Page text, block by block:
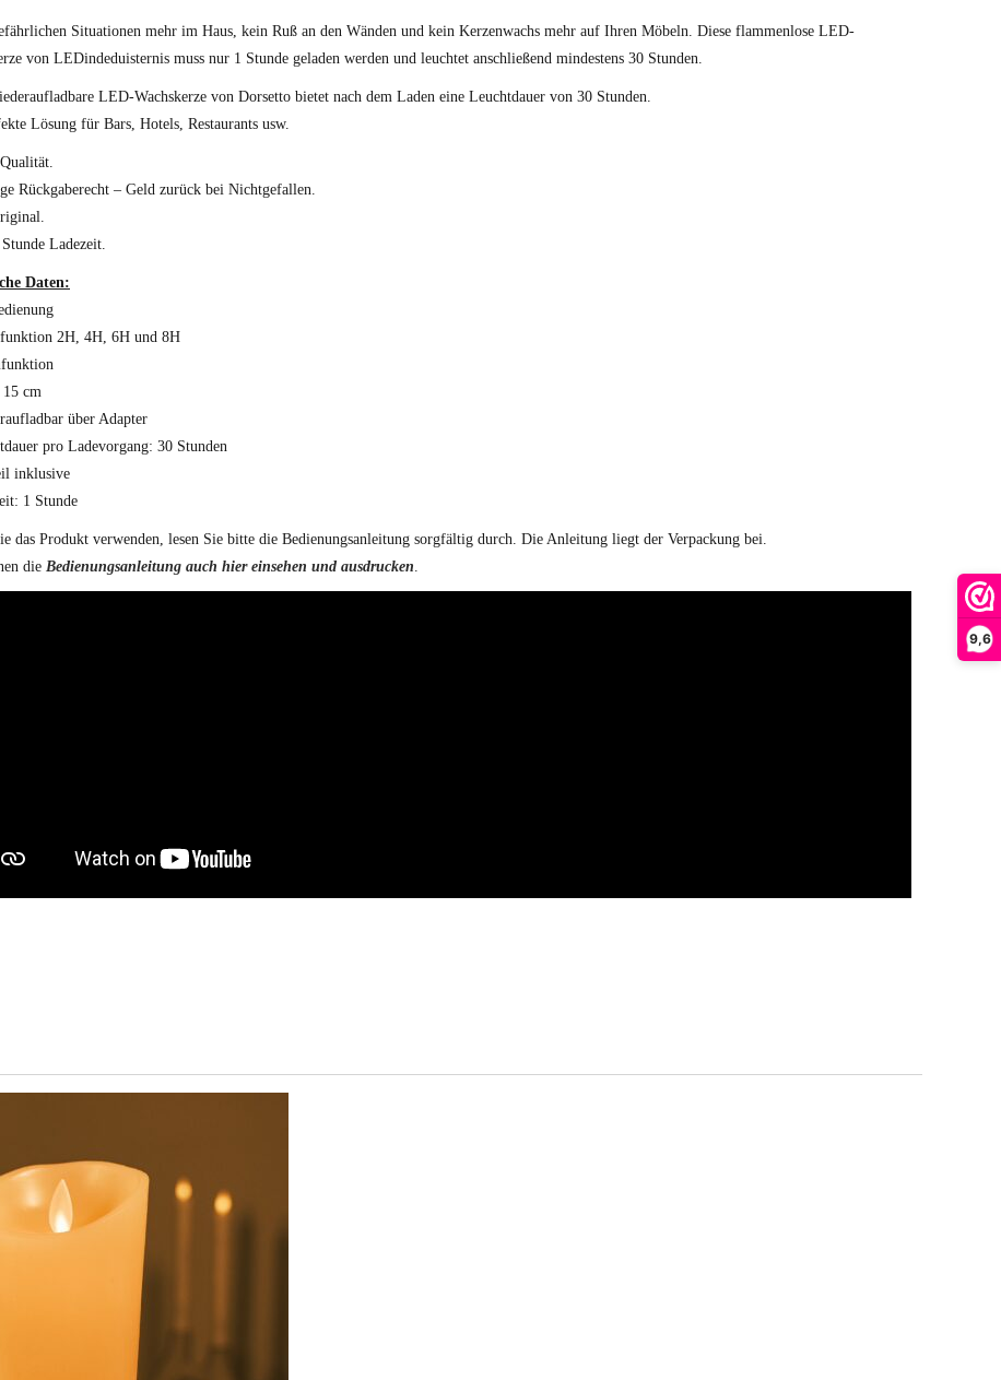
9,6
Situationen mehr im Haus, kein Ruß an den Wänden und kein Kerzenwachs mehr auf Ihren Möbeln. Diese flammenlose LED-
von LEDindeduisternis muss nur 1 Stunde geladen werden und leuchtet anschließend mindestens 30 Stunden.
LED-Wachskerze von Dorsetto bietet nach dem Laden eine Leuchtdauer von 30 Stunden.
Lösung für Bars, Hotels, Restaurants usw.
Rückgaberecht – Geld zurück bei Nichtgefallen.
Ladezeit.
Daten:
2H, 4H, 6H und 8H
cm
über Adapter
pro Ladevorgang: 30 Stunden
inklusive
1 Stunde
das Produkt verwenden, lesen Sie bitte die Bedienungsanleitung sorgfältig durch. Die Anleitung liegt der Verpackung bei.
die Bedienungsanleitung auch hier einsehen und ausdrucken.